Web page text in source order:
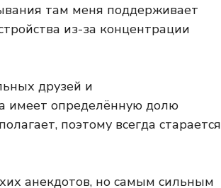
там меня поддерживает
из-за концентрации
друзей и
имеет определённую долю
поэтому всегда старается
анекдотов, но самым сильным